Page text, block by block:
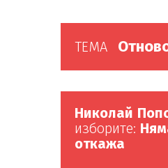
ТЕМА
Николай
изборите:
откажа